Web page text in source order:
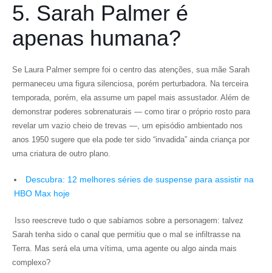
5. Sarah Palmer é
apenas humana?
Se Laura Palmer sempre foi o centro das atenções, sua mãe Sarah
permaneceu uma figura silenciosa, porém perturbadora. Na terceira
temporada, porém, ela assume um papel mais assustador. Além de
demonstrar poderes sobrenaturais — como tirar o próprio rosto para
revelar um vazio cheio de trevas —, um episódio ambientado nos
anos 1950 sugere que ela pode ter sido “invadida” ainda criança por
uma criatura de outro plano.
Descubra: 12 melhores séries de suspense para assistir na
HBO Max hoje
Isso reescreve tudo o que sabíamos sobre a personagem: talvez
Sarah tenha sido o canal que permitiu que o mal se infiltrasse na
Terra. Mas será ela uma vítima, uma agente ou algo ainda mais
complexo?